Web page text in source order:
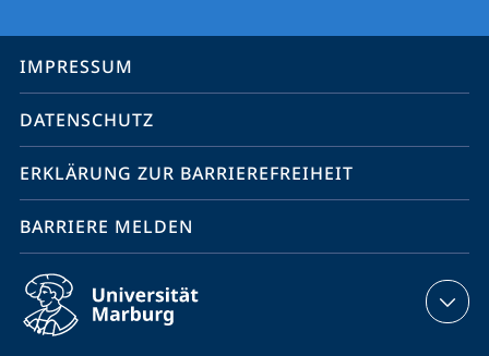
Service-
Navigation
IMPRESSUM
DATENSCHUTZ
ERKLÄRUNG ZUR BARRIEREFREIHEIT
BARRIERE MELDEN